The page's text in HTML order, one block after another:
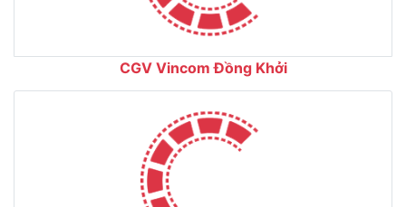
CGV Vincom Đồng Khởi